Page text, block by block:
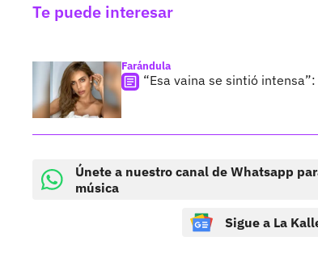
Te puede interesar
Farándula
“Esa vaina se sintió
Únete a nuestro canal de Whatsapp
música
Sigue a La